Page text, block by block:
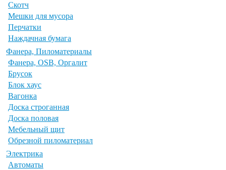
Скотч
Мешки для мусора
Перчатки
Наждачная бумага
Фанера, Пиломатериалы
Фанера, OSB, Оргалит
Брусок
Блок хаус
Вагонка
Доска строганная
Доска половая
Мебельный щит
Обрезной пиломатериал
Электрика
Автоматы